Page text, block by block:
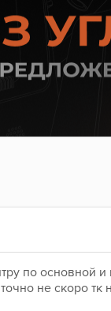
по основной
точно не скоро